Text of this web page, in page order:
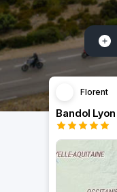
Florent